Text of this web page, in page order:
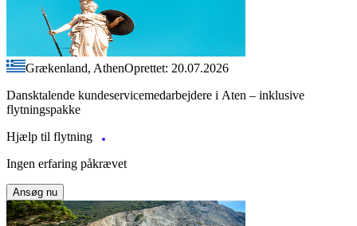
Grækenland, AthenOprettet: 20.07.2026
Dansktalende kundeservicemedarbejdere i Aten – inklusive
flytningspakke
Hjælp til flytning
Ingen erfaring påkrævet
Ansøg nu